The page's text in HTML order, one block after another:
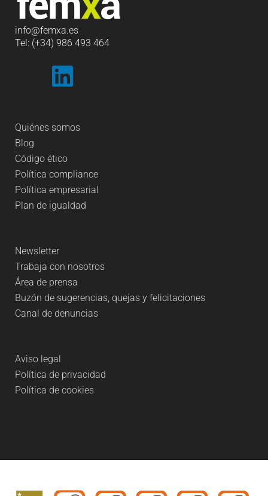
info@femxa.es
Tel: (+34) 986 493 464
Quiénes somos
Blog
Código ético
Política compliance
Política empresarial
Plan de igualdad
Newsletter
Trabaja con nosotros
Área de prensa
Buzón de sugerencias, quejas y felicitaciones
Canal de denuncias
Aviso legal
Política de privacidad
Política de cookies